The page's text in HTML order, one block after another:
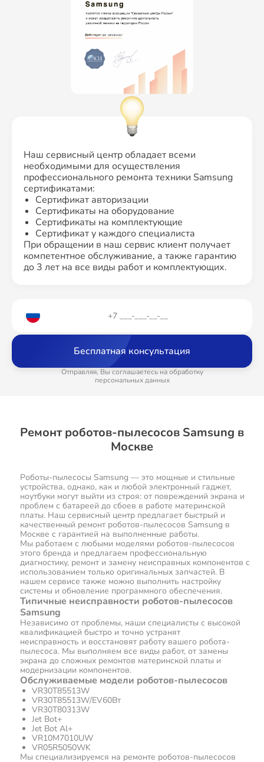
Наш сервисный центр обладает всеми
необходимыми для осуществления
профессионального ремонта техники Samsung
сертификатами:
Сертификат авторизации
Сертификаты на оборудование
Сертификаты на комплектующие
Сертификат у каждого специалиста
При обращении в наш сервис клиент получает
компетентное обслуживание, а также гарантию
до 3 лет на все виды работ и комплектующих.
Бесплатная консультация
Отправляя, Вы соглашаетесь на обработку
персональных данных
Ремонт роботов-пылесосов Samsung в
Москве
Роботы-пылесосы Samsung — это мощные и стильные
устройства, однако, как и любой электронный гаджет,
ноутбуки могут выйти из строя: от повреждений экрана и
проблем с батареей до сбоев в работе материнской
платы. Наш сервисный центр предлагает быстрый и
качественный ремонт роботов-пылесосов Samsung в
Москве с гарантией на выполненные работы.
Мы работаем с любыми моделями роботов-пылесосов
этого бренда и предлагаем профессиональную
диагностику, ремонт и замену неисправных компонентов с
использованием только оригинальных запчастей. В
нашем сервисе также можно выполнить настройку
системы и обновление программного обеспечения.
Типичные неисправности роботов-пылесосов
Samsung
Независимо от проблемы, наши специалисты с высокой
квалификацией быстро и точно устранят
неисправность и восстановят работу вашего робота-
пылесоса. Мы выполняем все виды работ, от замены
экрана до сложных ремонтов материнской платы и
модернизации компонентов.
Обслуживаемые модели роботов-пылесосов
VR30T85513W
VR30T85513W/EV60Вт
VR30T80313W
Jet Bot+
Jet Bot Al+
VR10M7010UW
VR05R5050WK
Мы специализируемся на ремонте роботов-пылесосов